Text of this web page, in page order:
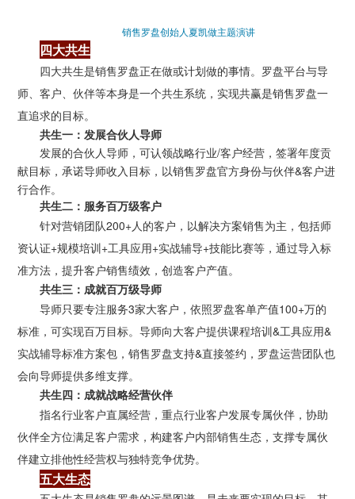
销售罗盘创始人夏凯做主题演讲
四大共生
四大共生是销售罗盘正在做或计划做的事情。 罗盘平台与导
师、客户、伙伴等本身是一个共生系统，实现共赢是销售罗盘一
直追求的目标。
共生一：发展合伙人导师
发展的合伙人导师，可认领战略行业/客户经营，签署年度贡
献目标，承诺导师收入目标，以销售罗盘官方身份与伙伴&客户进
行合作。
共生二：服务百万级客户
针对营销团队200+人的客户，以解决方案销售为主，包括师
资认证+规模培训+工具应用+实战辅导+技能比赛等，通过导入标
准方法，提升客户销售绩效，创造客户产值。
共生三：成就百万级导师
导师只要专注服务3家大客户，依照罗盘客单产值100+万的
标准，可实现百万目标。导师向大客户提供课程培训&工具应用&
实战辅导标准方案包，销售罗盘支持&直接签约，罗盘运营团队也
会向导师提供多维支撑。
共生四：成就战略经营伙伴
指名行业客户直属经营，重点行业客户发展专属伙伴，协助
伙伴全方位满足客户需求，构建客户内部销售生态，支撑专属伙
伴建立排他性经营权与独特竞争优势。
五大生态